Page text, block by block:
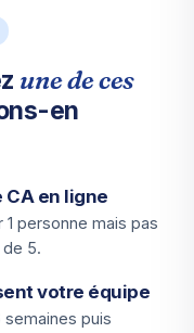
une de ces
en
CA en ligne
personne mais pas
5.
votre équipe
puis